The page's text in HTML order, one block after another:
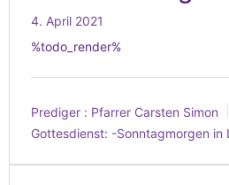
4. April 2021
%todo_render%
Prediger : Pfarrer Carsten Simon
Gottesdienst: -Sonntagmorgen in